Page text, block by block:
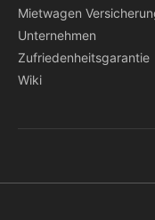
Mietwagen
Unternehmen
Zufriedenheitsgarantie
Wiki